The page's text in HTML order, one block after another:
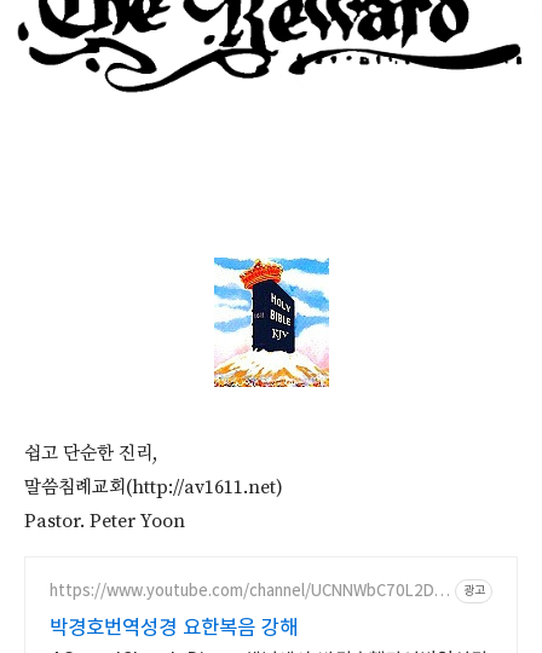
쉽고 단순한 진리,
말씀침례교회(http://av1611.net)
Pastor. Peter Yoon
https://www.youtube.com/channel/UCNNWbC70L2DL
광고
박경호번역성경 요한복음 강해